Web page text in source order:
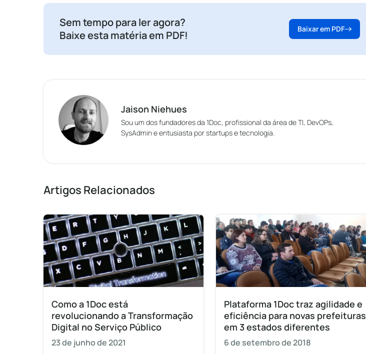
Sem tempo para ler agora?
Baixe esta matéria em PDF!
Baixar em PDF
Jaison Niehues
Sou um dos fundadores da 1Doc, profissional da área de TI, DevOPs,
SysAdmin e entusiasta por startups e tecnologia.
Artigos Relacionados
Como a 1Doc está
revolucionando a Transformação
Digital no Serviço Público
23 de junho de 2021
Plataforma 1Doc traz agilidade e
eficiência para novas prefeituras
em 3 estados diferentes
6 de setembro de 2018